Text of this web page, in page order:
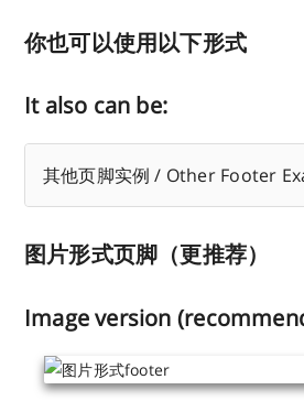
你也可以使用以下形式
It also can be:
其他页脚实例 / Other Footer
图片形式页脚（更推荐）
Image version